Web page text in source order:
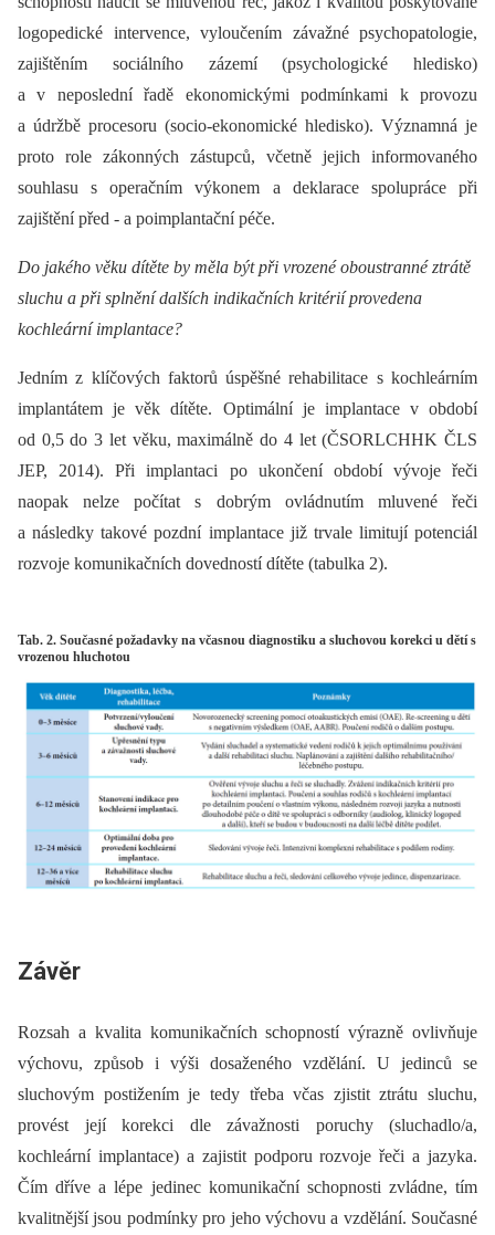
logopedické intervence, vyloučením závažné psychopatologie,
zajištěním sociálního zázemí (psychologické hledisko)
a v neposlední řadě ekonomickými podmínkami k provozu
a údržbě procesoru (socio-ekonomické hledisko). Významná je
proto role zákonných zástupců, včetně jejich informovaného
souhlasu s operačním výkonem a deklarace spolupráce při
zajištění před -⁠ a poimplantační péče.
Do jakého věku dítěte by měla být při vrozené oboustranné ztrátě
sluchu a při splnění dalších indikačních kritérií provedena
kochleární implantace?
Jedním z klíčových faktorů úspěšné rehabilitace s kochleárním
implantátem je věk dítěte. Optimální je implantace v období
od 0,5 do 3 let věku, maximálně do 4 let (ČSORLCHHK ČLS
JEP, 2014). Při implantaci po ukončení období vývoje řeči
naopak nelze počítat s dobrým ovládnutím mluvené řeči
a následky takové pozdní implantace již trvale limitují potenciál
rozvoje komunikačních dovedností dítěte (tabulka 2).
Tab. 2. Současné požadavky na včasnou diagnostiku a sluchovou korekci u dětí s
vrozenou hluchotou
Závěr
Rozsah a kvalita komunikačních schopností výrazně ovlivňuje
výchovu, způsob i výši dosaženého vzdělání. U jedinců se
sluchovým postižením je tedy třeba včas zjistit ztrátu sluchu,
provést její korekci dle závažnosti poruchy (sluchadlo/a,
kochleární implantace) a zajistit podporu rozvoje řeči a jazyka.
Čím dříve a lépe jedinec komunikační schopnosti zvládne, tím
kvalitnější jsou podmínky pro jeho výchovu a vzdělání. Současné